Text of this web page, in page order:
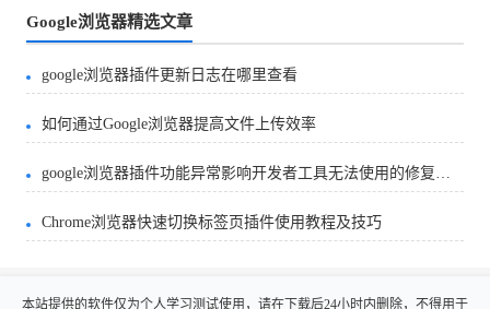
Google浏览器精选文章
google浏览器插件更新日志在哪里查看
如何通过Google浏览器提高文件上传效率
google浏览器插件功能异常影响开发者工具无法使用的修复方法
Chrome浏览器快速切换标签页插件使用教程及技巧
本站提供的软件仅为个人学习测试使用，请在下载后24小时内删除，不得用于